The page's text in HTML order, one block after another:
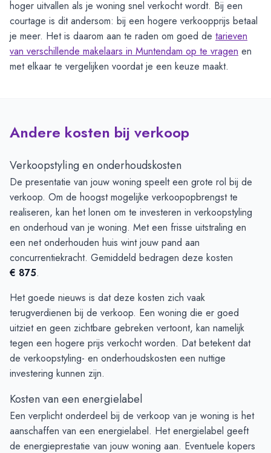
hoger uitvallen als je woning snel verkocht wordt. Bij een
courtage is dit andersom: bij een hogere verkoopprijs betaal
je meer. Het is daarom aan te raden om goed de tarieven
van verschillende makelaars in Muntendam op te vragen en
met elkaar te vergelijken voordat je een keuze maakt.
Andere kosten bij verkoop
Verkoopstyling en onderhoudskosten
De presentatie van jouw woning speelt een grote rol bij de
verkoop. Om de hoogst mogelijke verkoopopbrengst te
realiseren, kan het lonen om te investeren in verkoopstyling
en onderhoud van je woning. Met een frisse uitstraling en
een net onderhouden huis wint jouw pand aan
concurrentiekracht. Gemiddeld bedragen deze kosten
€ 875.
Het goede nieuws is dat deze kosten zich vaak
terugverdienen bij de verkoop. Een woning die er goed
uitziet en geen zichtbare gebreken vertoont, kan namelijk
tegen een hogere prijs verkocht worden. Dat betekent dat
de verkoopstyling- en onderhoudskosten een nuttige
investering kunnen zijn.
Kosten van een energielabel
Een verplicht onderdeel bij de verkoop van je woning is het
aanschaffen van een energielabel. Het energielabel geeft
de energieprestatie van jouw woning aan. Eventuele kopers